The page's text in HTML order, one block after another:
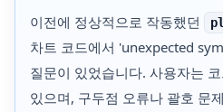
이전에 정상적으로 작동했던
차트 코드에서 'unexpected
질문이 있었습니다. 사용자는
있으며, 구두점 오류나 괄호 문